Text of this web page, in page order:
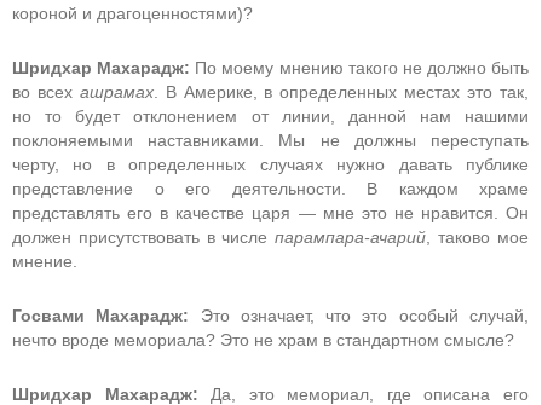
короной и драгоценностями)?
Шридхар Махарадж: По моему мнению такого не должно быть
во всех ашрамах. В Америке, в определенных местах это так,
но то будет отклонением от линии, данной нам нашими
поклоняемыми наставниками. Мы не должны переступать
черту, но в определенных случаях нужно давать публике
представление о его деятельности. В каждом храме
представлять его в качестве царя — мне это не нравится. Он
должен присутствовать в числепарампара-ачарий , таково мое
мнение.
Госвами Махарадж: Это означает, что это особый случай,
нечто вроде мемориала? Это не храм в стандартном смысле?
Шридхар Махарадж: Да, это мемориал, где описана его